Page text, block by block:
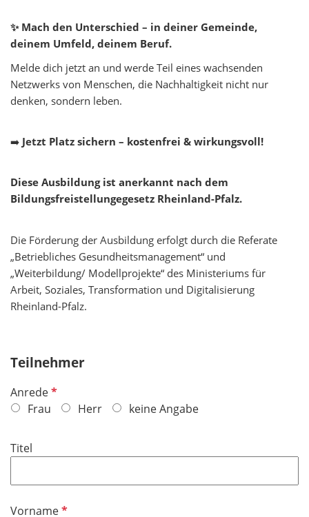
✨ Mach den Unterschied – in deiner Gemeinde,
deinem Umfeld, deinem Beruf.
Melde dich jetzt an und werde Teil eines wachsenden
Netzwerks von Menschen, die Nachhaltigkeit nicht nur
denken, sondern leben.
➡️ Jetzt Platz sichern – kostenfrei & wirkungsvoll!
Diese Ausbildung ist anerkannt nach dem
Bildungsfreistellungegesetz Rheinland-Pfalz.
Die Förderung der Ausbildung erfolgt durch die Referate
„Betriebliches Gesundheitsmanagement“ und
„Weiterbildung/ Modellprojekte“ des Ministeriums für
Arbeit, Soziales, Transformation und Digitalisierung
Rheinland-Pfalz.
Teilnehmer
AnredeP
f
c
f
Frau Herr keine Angabe
Titel
VornameP